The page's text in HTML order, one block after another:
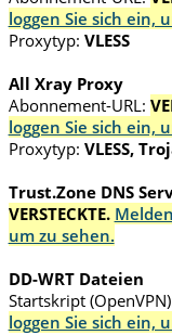
loggen Sie sich ein,
Proxytyp: VLESS
All Xray Proxy
Abonnement-URL:
loggen Sie sich ein,
Proxytyp: VLESS,
Trust.Zone DNS
VERSTECKTE.
um zu sehen.
DD-WRT Dateien
Startskript
loggen Sie sich ein,